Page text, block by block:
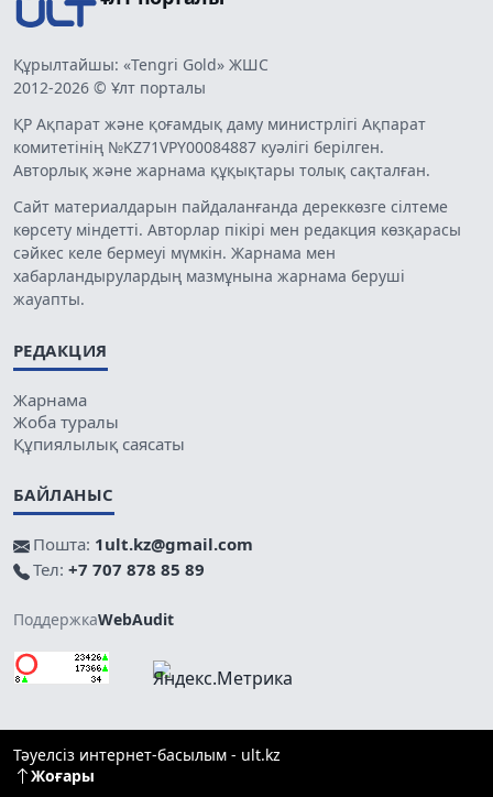
Құрылтайшы: «Tengri Gold» ЖШС
2012-2026 © Ұлт порталы
ҚР Ақпарат және қоғамдық даму министрлігі Ақпарат
комитетінің №KZ71VPY00084887 куәлігі берілген.
Авторлық және жарнама құқықтары толық сақталған.
Сайт материалдарын пайдаланғанда дереккөзге сілтеме
көрсету міндетті. Авторлар пікірі мен редакция көзқарасы
сәйкес келе бермеуі мүмкін. Жарнама мен
хабарландырулардың мазмұнына жарнама беруші
жауапты.
РЕДАКЦИЯ
Жарнама
Жоба туралы
Құпиялылық саясаты
БАЙЛАНЫС
Пошта: 1ult.kz@gmail.com
Тел: +7 707 878 85 89
ПоддержкаWebAudit
Тәуелсіз интернет-басылым - ult.kz
Жоғары